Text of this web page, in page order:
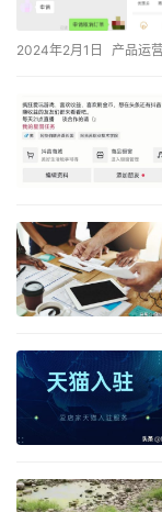
2024年2月1日 产品运